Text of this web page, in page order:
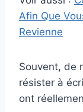
Afin Que
Revienne
Souvent, de
résister à
ont